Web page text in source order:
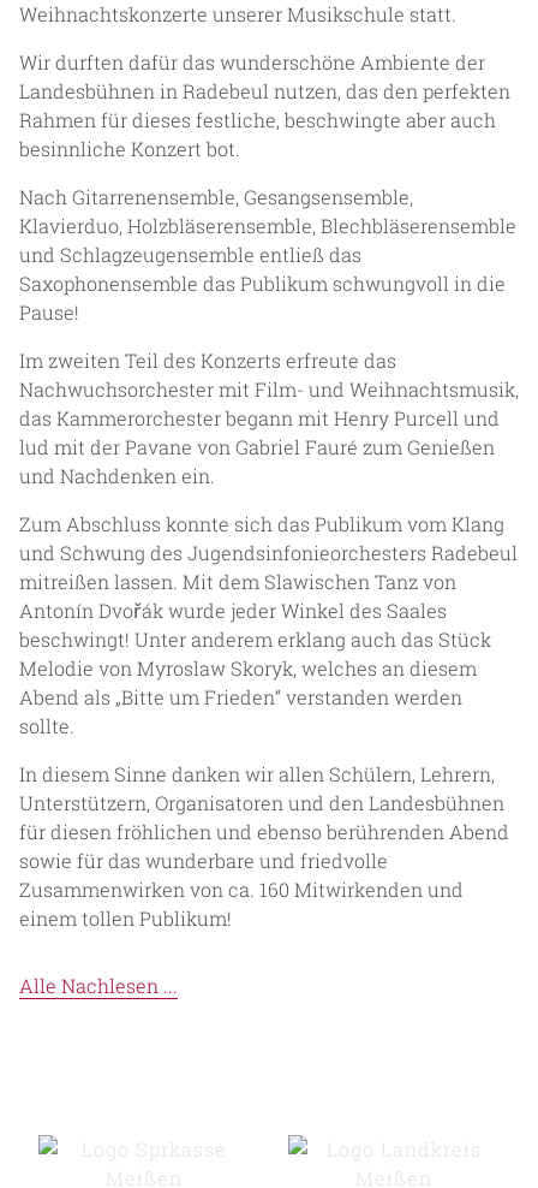
Weihnachtskonzerte unserer Musikschule statt.
Wir durften dafür das wunderschöne Ambiente der
Landesbühnen in Radebeul nutzen, das den perfekten
Rahmen für dieses festliche, beschwingte aber auch
besinnliche Konzert bot.
Nach Gitarrenensemble, Gesangsensemble,
Klavierduo, Holzbläserensemble, Blechbläserensemble
und Schlagzeugensemble entließ das
Saxophonensemble das Publikum schwungvoll in die
Pause!
Im zweiten Teil des Konzerts erfreute das
Nachwuchsorchester mit Film- und Weihnachtsmusik,
das Kammerorchester begann mit Henry Purcell und
lud mit der Pavane von Gabriel Fauré zum Genießen
und Nachdenken ein.
Zum Abschluss konnte sich das Publikum vom Klang
und Schwung des Jugendsinfonieorchesters Radebeul
mitreißen lassen. Mit dem Slawischen Tanz von
Antonín Dvořák wurde jeder Winkel des Saales
beschwingt! Unter anderem erklang auch das Stück
Melodie von Myroslaw Skoryk, welches an diesem
Abend als „Bitte um Frieden“ verstanden werden
sollte.
In diesem Sinne danken wir allen Schülern, Lehrern,
Unterstützern, Organisatoren und den Landesbühnen
für diesen fröhlichen und ebenso berührenden Abend
sowie für das wunderbare und friedvolle
Zusammenwirken von ca. 160 Mitwirkenden und
einem tollen Publikum!
Alle Nachlesen ...